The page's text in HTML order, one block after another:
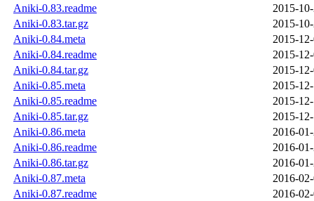
Aniki-0.83.readme
2015-
Aniki-0.83.tar.gz
2015-
Aniki-0.84.meta
2015-
Aniki-0.84.readme
2015-
Aniki-0.84.tar.gz
2015-
Aniki-0.85.meta
2015-
Aniki-0.85.readme
2015-
Aniki-0.85.tar.gz
2015-
Aniki-0.86.meta
2016-
Aniki-0.86.readme
2016-
Aniki-0.86.tar.gz
2016-
Aniki-0.87.meta
2016-
Aniki-0.87.readme
2016-